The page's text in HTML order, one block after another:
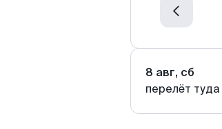
8 авг, сб
перелёт туда